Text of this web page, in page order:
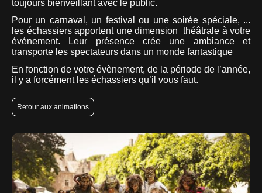
toujours bienveillant avec le public.
Pour un carnaval, un festival ou une soirée spéciale, ...
les échassiers apportent une dimension théâtrale à votre
événement. Leur présence crée une ambiance et
transporte les spectateurs dans un monde fantastique
En fonction de votre évènement, de la période de l’année,
il y a forcément les échassiers qu’il vous faut.
Retour aux animations